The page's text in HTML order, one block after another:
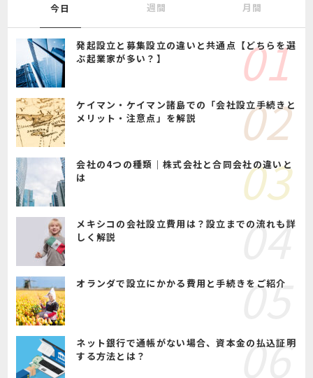
今日 週間 月間
発起設立と募集設立の違いと共通点【どちらを選
ぶ起業家が多い？】
ケイマン・ケイマン諸島での「会社設立手続きと
メリット・注意点」を解説
会社の4つの種類｜株式会社と合同会社の違いと
は
メキシコの会社設立費用は？設立までの流れも詳
しく解説
オランダで設立にかかる費用と手続きをご紹介
ネット銀行で通帳がない場合、資本金の払込証明
する方法とは？